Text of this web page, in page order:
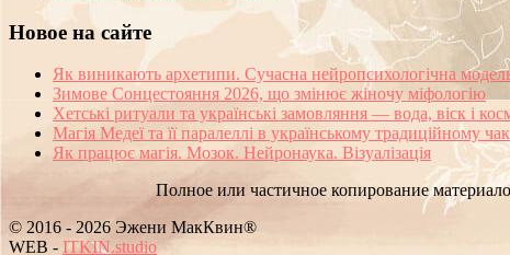
Новое на сайте
Як виникають архетипи. Сучасна нейропсихологічна
Зимове Сонцестояння 2026, що змінює жіночу міфологію
Хетські ритуали та українські замовляння — вода, віск і
Магія Медеї та її паралеллі в українському традиційному
Як працює магія. Мозок. Нейронаука. Візуалізація
Полное или частичное копирование
© 2016 - 2026 Эжени МакКвин®
S!O- ITKIN.studio